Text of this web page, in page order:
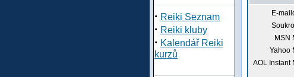
· Reiki Seznam
· Reiki kluby
· Kalendář Reiki
kurzů
E-
MSN
Yahoo
AOL Instant